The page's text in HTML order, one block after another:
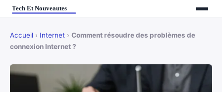
Accueil › Internet › Comment résoudre des problèmes de
connexion Internet ?